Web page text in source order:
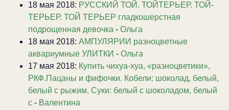
18 мая 2018: РУССКИЙ ТОЙ. ТОЙТЕРЬЕР. ТОЙ-
ТЕРЬЕР. ТОЙ ТЕРЬЕР гладкошерстная
подрощенная девочка - Ольга
18 мая 2018: АМПУЛЯРИИ разноцветные
аквариумные УЛИТКИ - Ольга
17 мая 2018: Купить чихуа-хуа, «разноцветики»,
РКФ.Пацаны и фифочки. Кобели: шоколад, белый,
белый с рыжим. Суки: белый с шоколадом, белый
с - Валентина